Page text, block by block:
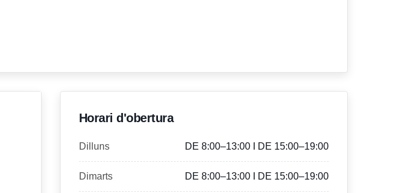
Horari d'obertura
Dilluns DE 8:00–13:00 I DE 15:00–19:00
Dimarts DE 8:00–13:00 I DE 15:00–19:00